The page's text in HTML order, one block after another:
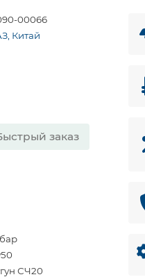
00066
Китай
заказ
СЧ20